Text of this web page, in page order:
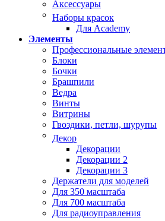
Аксессуары
Наборы красок
Для Academy
Элементы
Профессиональные
Блоки
Бочки
Брашпили
Ведра
Винты
Витрины
Гвоздики, петли, шурупы
Декор
Декорации
Декорации 2
Декорации 3
Держатели для моделей
Для 350 масштаба
Для 700 масштаба
Для радиоуправления